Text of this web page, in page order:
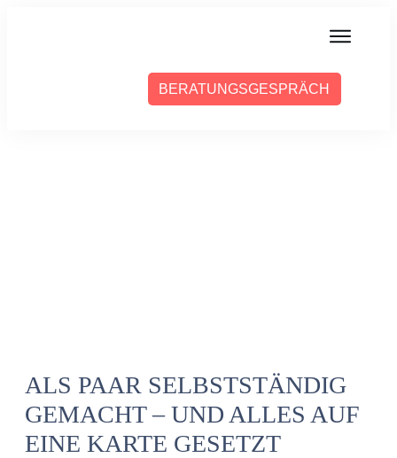
BERATUNGSGESPRÄCH
ALS PAAR SELBSTSTÄNDIG
GEMACHT – UND ALLES AUF
EINE KARTE GESETZT